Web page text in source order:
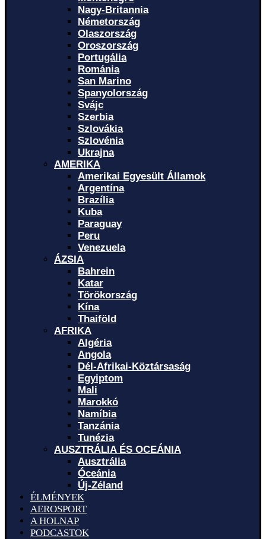
Nagy-Britannia
Németország
Olaszország
Oroszország
Portugália
Románia
San Marino
Spanyolország
Svájc
Szerbia
Szlovákia
Szlovénia
Ukrajna
AMERIKA
Amerikai Egyesült Államok
Argentína
Brazília
Kuba
Paraguay
Peru
Venezuela
ÁZSIA
Bahrein
Katar
Törökország
Kína
Thaiföld
AFRIKA
Algéria
Angola
Dél-Afrikai-Köztársaság
Egyiptom
Mali
Marokkó
Namíbia
Tanzánia
Tunézia
AUSZTRÁLIA ÉS OCEÁNIA
Ausztrália
Óceánia
Új-Zéland
ÉLMÉNYEK
AEROSPORT
A HOLNAP
PODCASTOK